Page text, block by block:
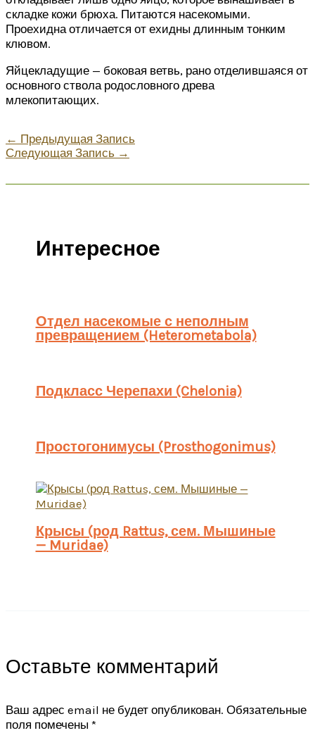
складке кожи брюха. Питаются насекомыми.
Проехидна отличается от ехидны длинным тонким
клювом.
Яйцекладущие — боковая ветвь, рано отделившаяся от
основного ствола родословного древа
млекопитающих.
← Предыдущая Запись
Следующая Запись →
Интересное
Отдел насекомые с неполным
превращением (Heterometabola)
Подкласс Черепахи (Chelonia)
Простогонимусы (Prosthogonimus)
Крысы (род Rattus, сем. Мышиные
— Muridae)
Оставьте комментарий
Ваш адрес email не будет опубликован. Обязательные
поля помечены *